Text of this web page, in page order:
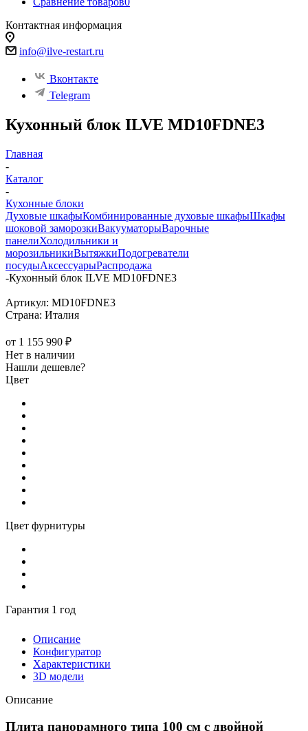
Контактная информация
info@ilve-restart.ru
Вконтакте
Telegram
Кухонный блок ILVE MD10FDNE3
Главная
-
Каталог
-
Кухонные блоки
Духовые шкафыКомбинированные духовые шкафыШкафы
шоковой заморозкиВакууматорыВарочные
панелиХолодильники и
морозильникиВытяжкиПодогреватели
посудыАксессуарыРаспродажа
-Кухонный блок ILVE MD10FDNE3
Артикул: MD10FDNE3
Страна: Италия
от 1 155 990 ₽
Нет в наличии
Нашли дешевле?
Цвет
Цвет фурнитуры
Гарантия 1 год
Описание
Конфигуратор
Характеристики
3D модели
Описание
Плита панорамного типа 100 см с двойной